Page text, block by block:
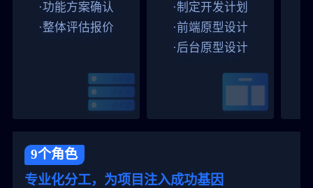
·功能方案确认
·整体评估报价
·制定开发计划
·前端原型设计
·后台原型设计
9个角色
专业化分工，为项目注入成功基因